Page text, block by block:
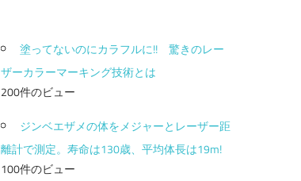
塗ってないのにカラフルに!! 驚きのレー
ザーカラーマーキング技術とは
200件のビュー
ジンベエザメの体をメジャーとレーザー距
離計で測定。寿命は130歳、平均体長は19m!
100件のビュー